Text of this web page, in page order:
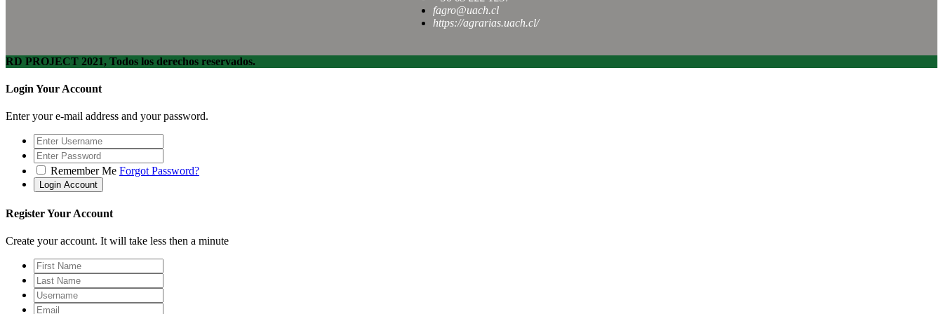
fagro@uach.cl
https://agrarias.uach.cl/
RD PROJECT 2021, Todos los derechos reservados.
Login Your Account
Enter your e-mail address and your password.
Remember Me Forgot Password?
Register Your Account
Create your account. It will take less then a minute